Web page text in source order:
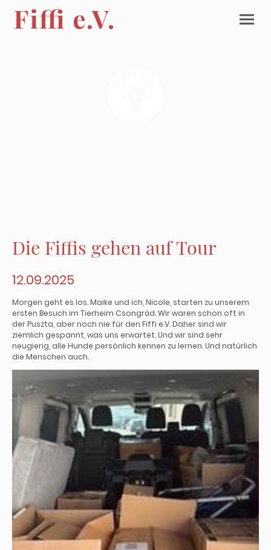
Die Fiffis gehen auf Tour
12.09.2025
Morgen geht es los. Maike und ich, Nicole, starten zu unserem
ersten Besuch im Tierheim Csongrád. Wir waren schon oft in
der Puszta, aber noch nie für den Fiffi e.V. Daher sind wir
ziemlich gespannt, was uns erwartet. Und wir sind sehr
neugierig, alle Hunde persönlich kennen zu lernen. Und natürlich
die Menschen auch.